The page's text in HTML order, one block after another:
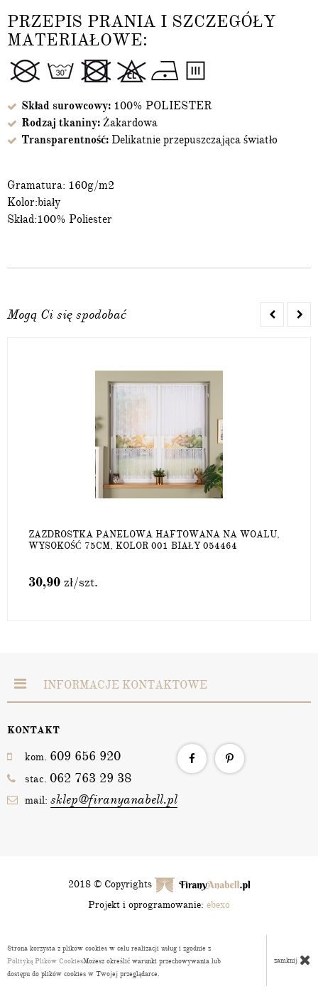
PRZEPIS PRANIA I SZCZEGÓŁY
MATERIAŁOWE:
Skład surowcowy: 100% POLIESTER
Rodzaj tkaniny: Żakardowa
Transparentność: Delikatnie przepuszczająca światło
Gramatura: 160g/m2
Kolor:biały
Skład:100% Poliester
Mogą Ci się spodobać
ZAZDROSTKA PANELOWA HAFTOWANA NA WOALU,
WYSOKOŚĆ 75CM, KOLOR 001 BIAŁY 054464
30,90 zł/szt.
INFORMACJE KONTAKTOWE
KONTAKT
kom. 609 656 920
stac. 062 763 29 38
mail: sklep@firanyanabell.pl
2018 © Copyrights
Projekt i oprogramowanie: ebexo
Strona korzysta z plików cookies w celu realizacji usług i zgodnie z
Polityką Plików CookiesMożesz określić warunki przechowywania lub
dostępu do plików cookies w Twojej przeglądarce.
zamknij